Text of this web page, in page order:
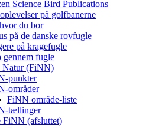
Science Bird Publications
på golfbanerne
du bor
på de danske rovfugle
på kragefugle
gennem fugle
Natur (FiNN)
punkter
områder
FiNN område-liste
tællinger
(afsluttet)